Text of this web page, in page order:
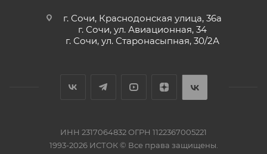
г. Сочи, Краснодонская улица, 36а
г. Сочи, ул. Авиационная, 34
г. Сочи, ул. Старонасыпная, 30/2А
ИНН 2317064832 ОГРН 1122367005221
1993-2026 ИСТОК © Все права защищены.